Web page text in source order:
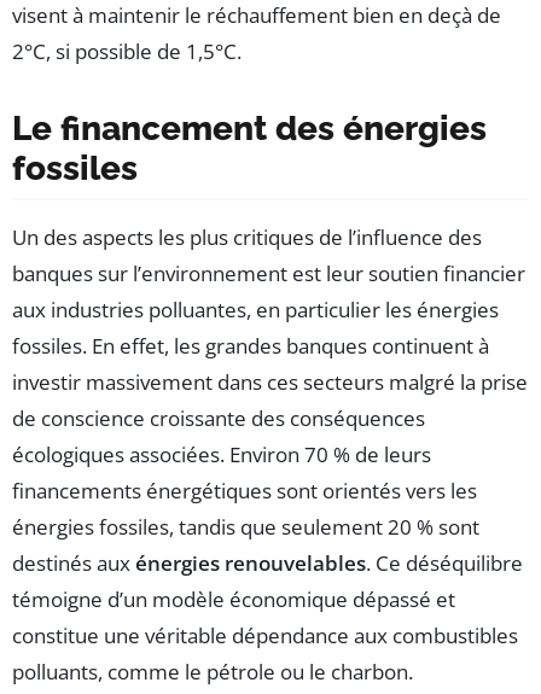
visent à maintenir le réchauffement bien en deçà de
2°C, si possible de 1,5°C.
Le financement des énergies
fossiles
Un des aspects les plus critiques de l’influence des
banques sur l’environnement est leur soutien financier
aux industries polluantes, en particulier les énergies
fossiles. En effet, les grandes banques continuent à
investir massivement dans ces secteurs malgré la prise
de conscience croissante des conséquences
écologiques associées. Environ 70 % de leurs
financements énergétiques sont orientés vers les
énergies fossiles, tandis que seulement 20 % sont
destinés auxénergies renouvelables. Ce déséquilibre
témoigne d’un modèle économique dépassé et
constitue une véritable dépendance aux combustibles
polluants, comme le pétrole ou le charbon.